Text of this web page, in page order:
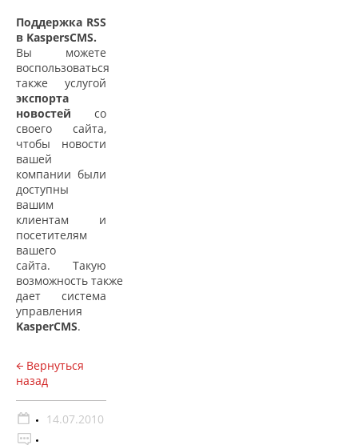
Поддержка RSS
в KaspersCMS.
Вы можете
воспользоваться
также услугой
экспорта
новостей со
своего сайта,
чтобы новости
вашей
компании были
доступны
вашим
клиентам и
посетителям
вашего
сайта. Такую
возможность также
дает система
управления
KasperCMS.
Вернуться
назад
14.07.2010